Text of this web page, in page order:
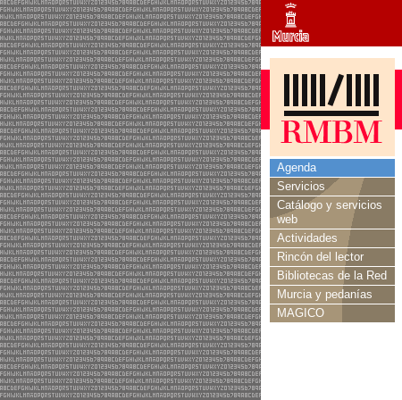
Agenda
Servicios
Catálogo y servicios
web
Actividades
Rincón del lector
Bibliotecas de la Red
Murcia y pedanías
MAGICO